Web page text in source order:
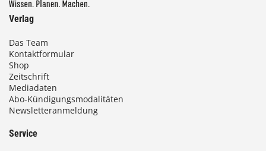
Verlag
Das Team
Kontaktformular
Shop
Zeitschrift
Mediadaten
Abo-Kündigungsmodalitäten
Newsletteranmeldung
Service